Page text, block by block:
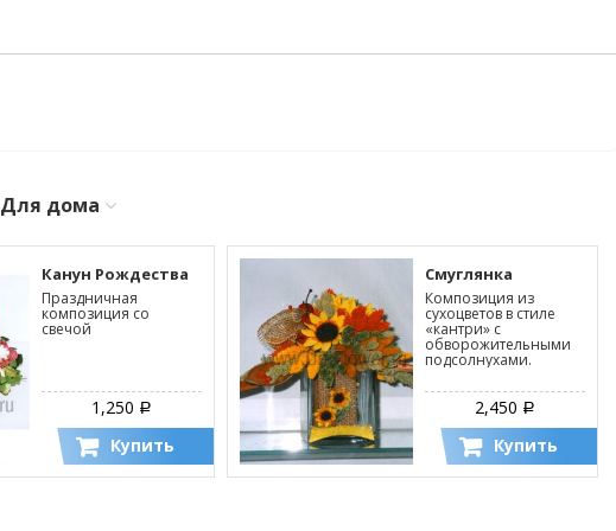
Для дома
Канун Рождества
Праздничная
композиция со
свечой
1,250 Р
Купить
Смуглянка
Композиция из
сухоцветов в стиле
«кантри» с
обворожительными
подсолнухами.
2,450 Р
Купить